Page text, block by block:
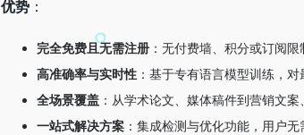
优势 ：
完全免费且无需注册 ：无付费墙、积分或订阅限
高准确率与实时性 ：基于专有语言模型训练，
全场景覆盖 ：从学术论文、媒体稿件到营销文
一站式解决方案 ：集成检测与优化功能，用户